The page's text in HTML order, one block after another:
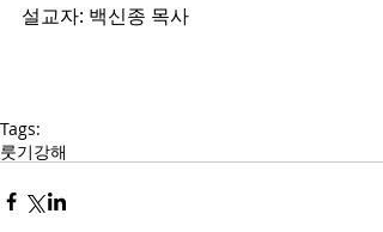
설교자: 백신종 목사
Tags:
룻기강해